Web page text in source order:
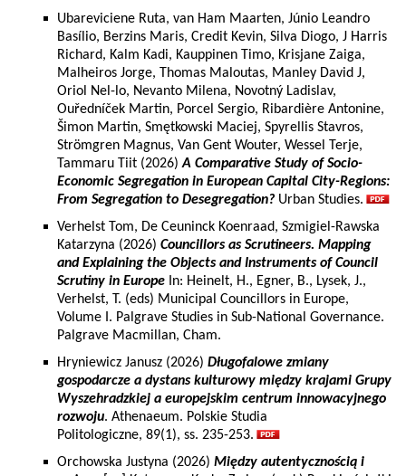
Ubareviciene Ruta, van Ham Maarten, Júnio Leandro
Basílio, Berzins Maris, Credit Kevin, Silva Diogo, J Harris
Richard, Kalm Kadi, Kauppinen Timo, Krisjane Zaiga,
Malheiros Jorge, Thomas Maloutas, Manley David J,
Oriol Nel-lo, Nevanto Milena, Novotný Ladislav,
Ouředníček Martin, Porcel Sergio, Ribardière Antonine,
Šimon Martin, Smętkowski Maciej, Spyrellis Stavros,
Strömgren Magnus, Van Gent Wouter, Wessel Terje,
Tammaru Tiit (2026)A Comparative Study of Socio-
Economic Segregation in European Capital City-Regions:
From Segregation to Desegregation? Urban Studies.
Verhelst Tom, De Ceuninck Koenraad, Szmigiel-Rawska
Katarzyna (2026) Councillors as Scrutineers. Mapping
and Explaining the Objects and Instruments of Council
Scrutiny in Europe In: Heinelt, H., Egner, B., Lysek, J.,
Verhelst, T. (eds) Municipal Councillors in Europe,
Volume I. Palgrave Studies in Sub-National Governance.
Palgrave Macmillan, Cham.
Hryniewicz Janusz (2026) Długofalowe zmiany
gospodarcze a dystans kulturowy między krajami Grupy
Wyszehradzkiej a europejskim centrum innowacyjnego
rozwoju. Athenaeum. Polskie Studia
Politologiczne, 89(1), ss. 235-253.
Orchowska Justyna (2026) Między autentycznością i